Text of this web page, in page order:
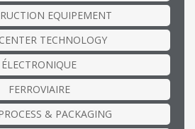
EQUIPEMENT
TECHNOLOGY
ÉLECTRONIQUE
FERROVIAIRE
& PACKAGING